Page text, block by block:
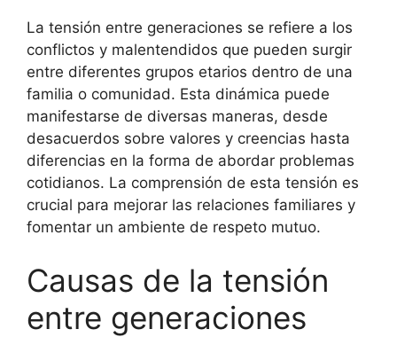
La tensión entre generaciones se refiere a los
conflictos y malentendidos que pueden surgir
entre diferentes grupos etarios dentro de una
familia o comunidad. Esta dinámica puede
manifestarse de diversas maneras, desde
desacuerdos sobre valores y creencias hasta
diferencias en la forma de abordar problemas
cotidianos. La comprensión de esta tensión es
crucial para mejorar las relaciones familiares y
fomentar un ambiente de respeto mutuo.
Causas de la tensión
entre generaciones